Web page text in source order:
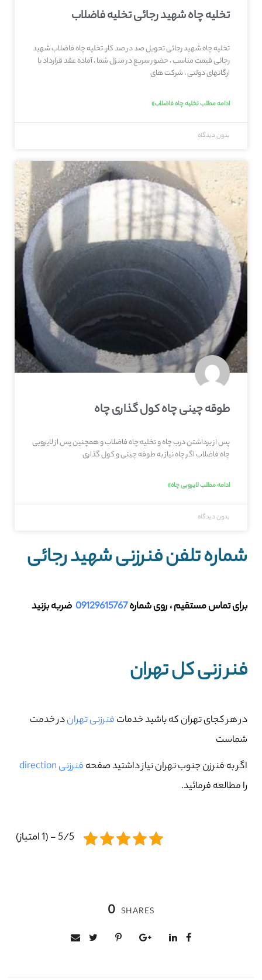
تخلیه چاه شهید رجائی تخلیه فاضلاب
تخلیه چاه شهید رجائی تحویل صد در صد کار، تخلیه چاه فاضلاب شهید
رجائی قیمت مناسب ، حضور سریع در منزل شما ، آماده عقد قرارداد با
ارگانهای دولتی ، شرکت های
ادامه مطلب تخلیه چاه فاضلاب»
بدون دیدگاه
طوقه چینی چاه کول گذاری چاه
پس از برداشتن درب چاه و تخلیه چاه فاضلاب و همچنین پس از لایروبی
چاه فاضلاب اگر چاه نیاز به طوقه چینی و کول گذاری
ادامه مطلب لایروبی چاه»
بدون دیدگاه
شماره تلفن فنرزنی شهید رجائی
برای تماس مستقیم ، روی شماره09129615767 ضربه بزنید
فنر زنی کل تهران
در هر کجای تهران که باشید خدماتفنرزنی تهراندر خدمت
شماست
اگر به فنرزن جنوب تهران نیاز داشتید صفحهفنرزنی direction
را مطالعه فرمائید.
5/5 - (1 امتیاز)
0 SHARES